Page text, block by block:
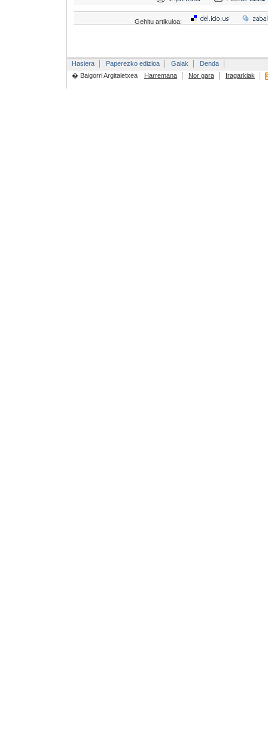
Gehitu artikuloa:
Hasiera Paperezko edizioa Gaiak
Denda
� Baigorri Argitaletxea
Harremana Nor gara Iragarkiak